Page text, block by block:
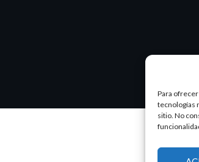
Para
tecnologías
sitio. No